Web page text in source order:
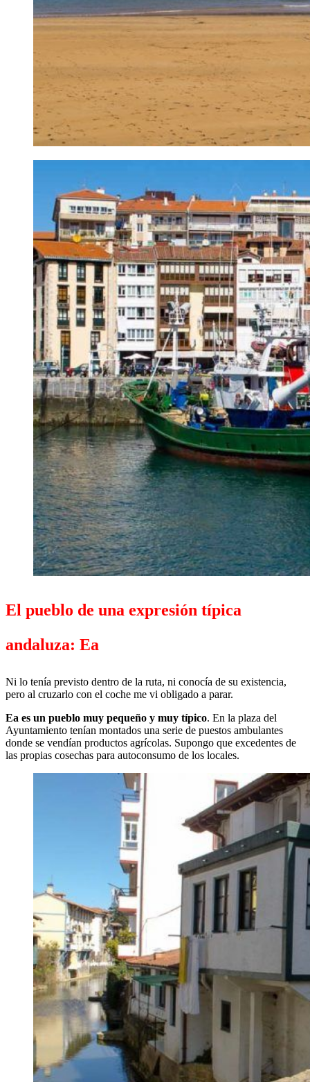
El pueblo de una expresión típica
andaluza: Ea
Ni lo tenía previsto dentro de la ruta, ni conocía de su existencia,
pero al cruzarlo con el coche me vi obligado a parar.
Ea es un pueblo muy pequeño y muy típico. En la plaza del
Ayuntamiento tenían montados una serie de puestos ambulantes
donde se vendían productos agrícolas. Supongo que excedentes de
las propias cosechas para autoconsumo de los locales.